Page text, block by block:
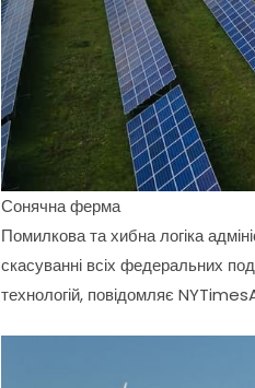
Сонячна ферма
Помилкова та хибна логіка
скасуванні всіх федеральних
технологій, повідомляє